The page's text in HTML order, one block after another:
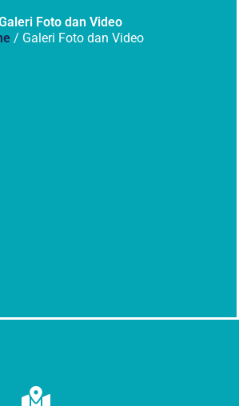
Foto dan Video
/ Galeri Foto dan Video